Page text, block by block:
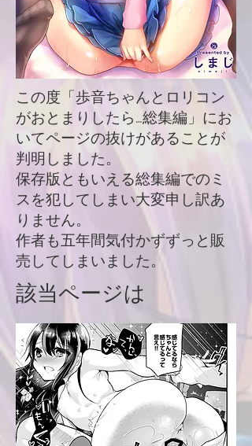
この度「歩音ちゃんとロリコン
がおとまりしたら…総集編」にお
いてページの抜けがあることが
判明しました。
保存版ともいえる総集編でのミ
スを犯してしまい大変申し訳あ
りません。
作者も五年間気付かずずっと販
売してしまいました。
該当ページは